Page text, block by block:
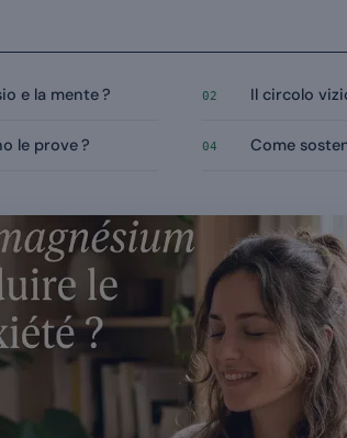
e la mente ? 02 Il circolo
le prove ? 04 Come